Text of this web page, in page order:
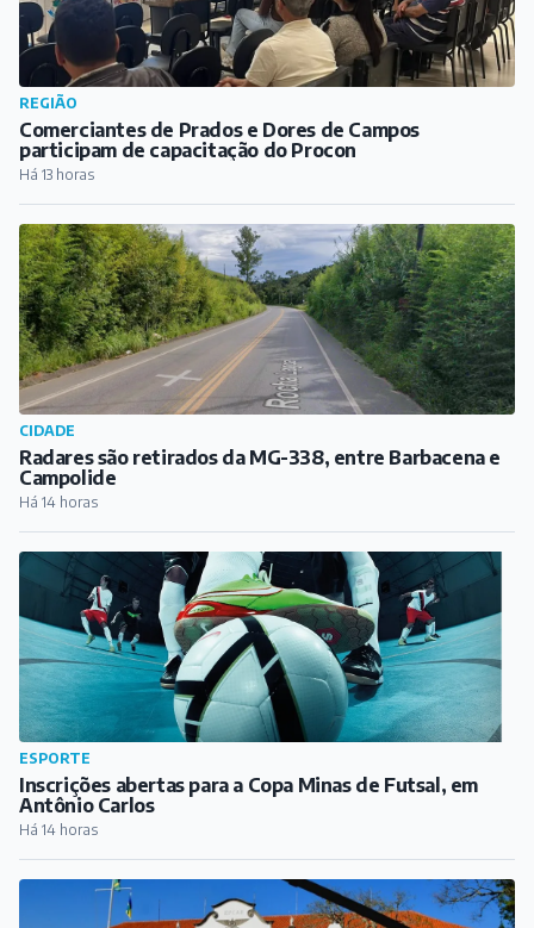
CIDADE
Radares são retirados da MG-338, entre Barbacena e
Campolide
Há 14 horas
ESPORTE
Inscrições abertas para a Copa Minas de Futsal, em
Antônio Carlos
Há 14 horas
EDUCAÇÃO
EPCAR conquista o 1º lugar no Ideb 2025 entre
escolas públicas de ensino médio
Há 15 horas